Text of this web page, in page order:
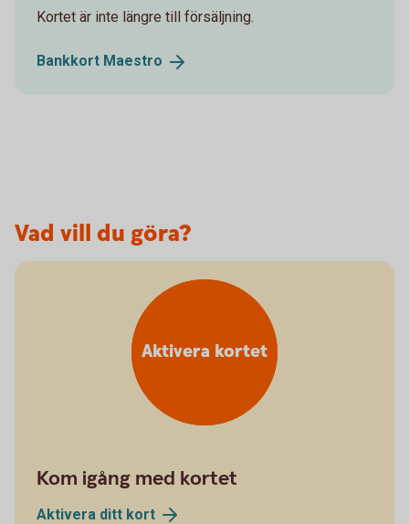
Kortet är inte längre till försäljning.
Bankkort Maestro
Vad vill du göra?
Aktivera kortet
Kom igång med kortet
Aktivera ditt kort